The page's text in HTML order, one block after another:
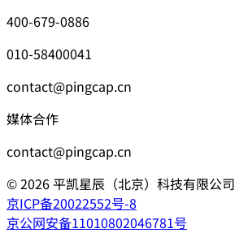
400-679-0886
010-58400041
contact@pingcap.cn
媒体合作
contact@pingcap.cn
©2026平凯星辰（北京）科技有限公司
京ICP备20022552号-8
京公网安备11010802046781号